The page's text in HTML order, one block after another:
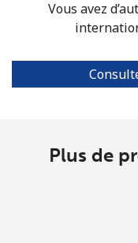
Vous avez
Plus de